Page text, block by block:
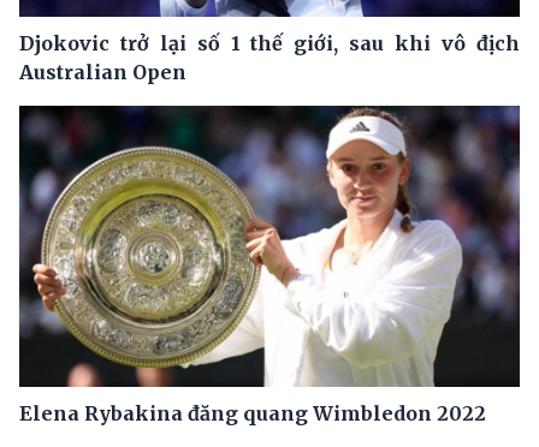
Djokovic trở lại số 1 thế giới, sau khi vô địch
Australian Open
Elena Rybakina đăng quang Wimbledon 2022